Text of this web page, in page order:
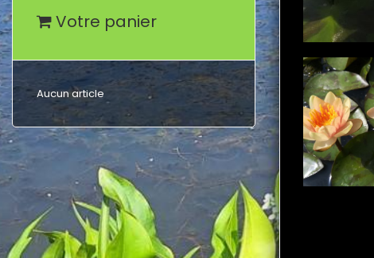
Votre panier
Aucun article